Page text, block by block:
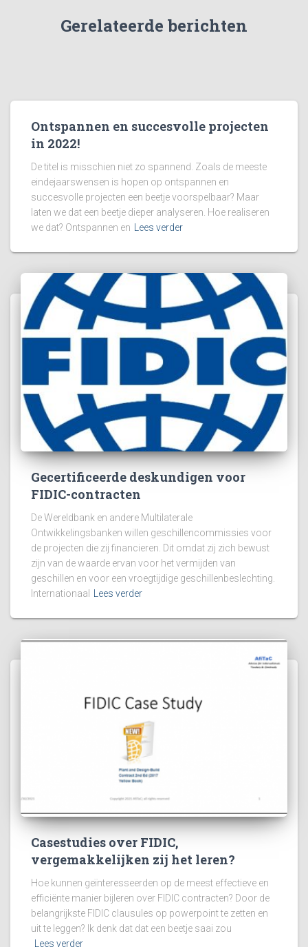
Gerelateerde berichten
Ontspannen en succesvolle projecten
in 2022!
De titel is misschien niet zo spannend. Zoals de meeste
eindejaarswensen is hopen op ontspannen en
succesvolle projecten een beetje voorspelbaar? Maar
laten we dat een beetje dieper analyseren. Hoe realiseren
we dat? Ontspannen en
Lees verder
Gecertificeerde deskundigen voor
FIDIC-contracten
De Wereldbank en andere Multilaterale
Ontwikkelingsbanken willen geschillencommissies voor
de projecten die zij financieren. Dit omdat zij zich bewust
zijn van de waarde ervan voor het vermijden van
geschillen en voor een vroegtijdige geschillenbeslechting.
Internationaal
Lees verder
Casestudies over FIDIC,
vergemakkelijken zij het leren?
Hoe kunnen geïnteresseerden op de meest effectieve en
efficiënte manier bijleren over FIDIC contracten? Door de
belangrijkste FIDIC clausules op powerpoint te zetten en
uit te leggen? Ik denk dat dat een beetje saai zou
Lees verder